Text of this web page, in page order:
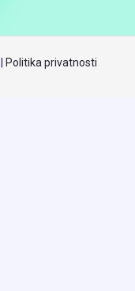
Politika privatnosti